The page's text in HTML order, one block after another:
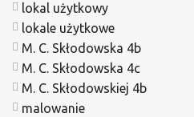
lokal użytkowy
lokale użytkowe
M. C. Skłodowska 4b
M. C. Skłodowska 4c
M. C. Skłodowskiej 4b
malowanie